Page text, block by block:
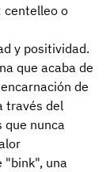
centelleo o
y positividad.
que acaba de
de
través del
que nunca
"bink", una